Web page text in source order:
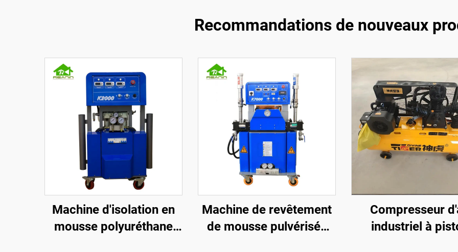
Recommandations de nouveaux
Machine d'isolation en
mousse polyuréthane
Machine de revêtement
de mousse pulvérisée
Compresseur
industriel à